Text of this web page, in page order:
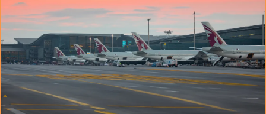
ر
ي
د
ا
إ
ل
ك
ت